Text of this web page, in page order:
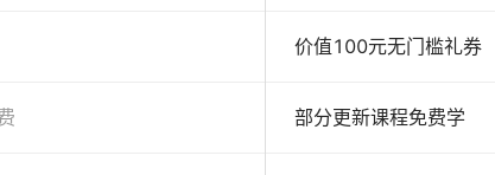
价值100元无门槛礼券
部分更新课程免费学